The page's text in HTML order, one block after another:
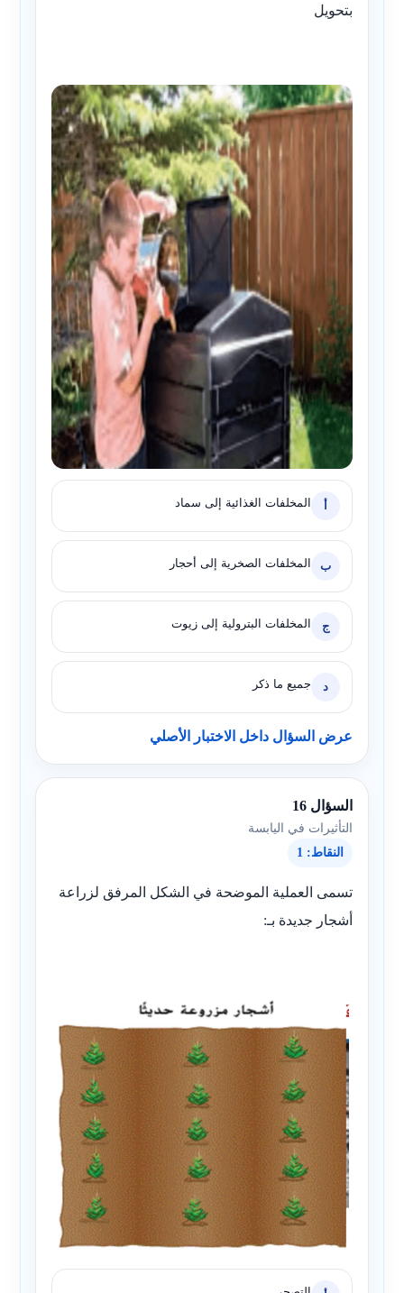
بتحويل
المخلفات الغذائية إلى سماد
ب المخلفات الصخرية إلى أحجار
ج المخلفات البترولية إلى زيوت
د جميع ما ذكر
عرض السؤال داخل الاختبار الأصلي
السؤال 16
التأثيرات في اليابسة
النقاط: 1
تسمى العملية الموضحة في الشكل المرفق لزراعة
أشجار جديدة بـ: